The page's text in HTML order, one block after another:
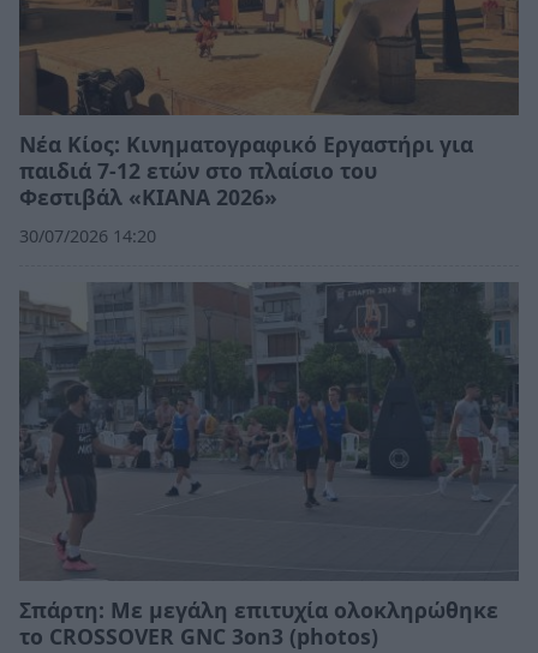
Νέα Κίος: Κινηματογραφικό Εργαστήρι για
παιδιά 7-12 ετών στο πλαίσιο του
Φεστιβάλ «ΚΙΑΝΑ 2026»
30/07/2026 14:20
Σπάρτη: Με μεγάλη επιτυχία ολοκληρώθηκε
το CROSSOVER GNC 3on3 (photos)